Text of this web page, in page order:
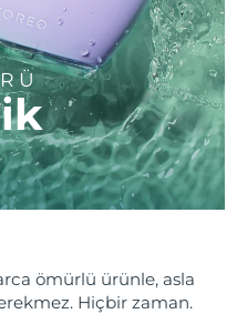
ömürlü ürünle, asla
Hiçbir zaman.